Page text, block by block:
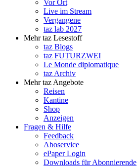
Vor Ort
Live im Stream
Vergangene
taz lab 2027
Mehr taz Lesestoff
taz Blogs
taz FUTURZWEI
Le Monde diplomatique
taz Archiv
Mehr taz Angebote
Reisen
Kantine
Shop
Anzeigen
Fragen & Hilfe
Feedback
Aboservice
ePaper Login
Downloads für Abonnierende